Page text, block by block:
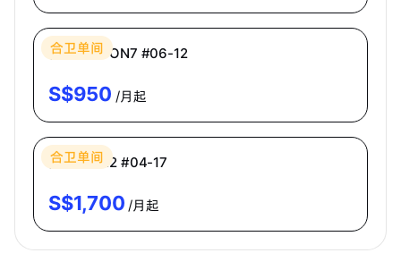
合卫单间
普通房 ECON7 #06-12
S$950 /月起
合卫单间
高级房 PR2 #04-17
S$1,700 /月起